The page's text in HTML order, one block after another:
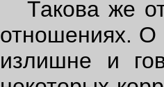
Такова же
отношениях. О
излишне и